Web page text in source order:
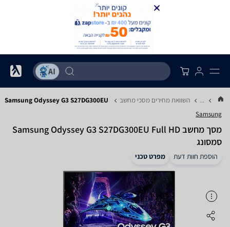
... השוואת מחירים מסכי מחשב Samsung Odyssey G3 S27DG300EU
Samsung
מסך מחשב Samsung Odyssey G3 S27DG300EU Full HD
סמסונג
הוספת חוות דעת מפרט טכני